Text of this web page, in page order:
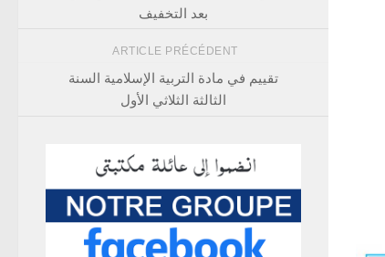
بعد التخفيف
ARTICLE PRÉCÉDENT
تقييم في مادة التربية الإسلامية السنة
الثالثة الثلاثي الأول